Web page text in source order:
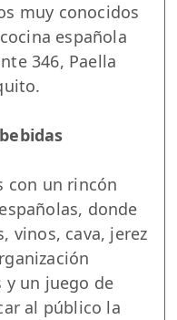
muy conocidos
española
346, Paella
con un rincón
donde
vinos, cava, jerez
un juego de
al público la